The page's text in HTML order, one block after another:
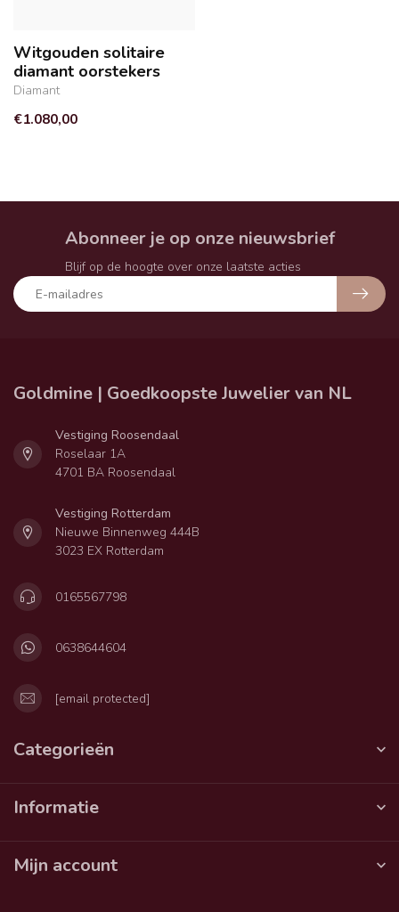
Witgouden solitaire
diamant oorstekers
Diamant
€1.080,00
Abonneer je op onze nieuwsbrief
Blijf op de hoogte over onze laatste acties
Goldmine | Goedkoopste Juwelier van NL
Vestiging Roosendaal
Roselaar 1A
4701 BA Roosendaal
Vestiging Rotterdam
Nieuwe Binnenweg 444B
3023 EX Rotterdam
0165567798
0638644604
[email protected]
Categorieën
Informatie
Mijn account